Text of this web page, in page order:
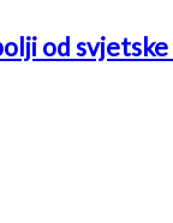
od